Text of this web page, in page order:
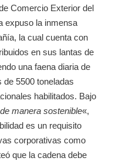
Comercio Exterior del
expuso la inmensa
la cual cuenta con
en sus lantas de
una faena diaria de
5500 toneladas
habilitados. Bajo
manera sostenible«,
es un requisito
corporativas como
que la cadena debe